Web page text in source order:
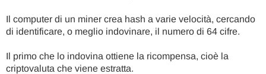
Il computer di un miner crea hash a varie velocità, cercando
di identificare, o meglio indovinare, il numero di 64 cifre.
Il primo che lo indovina ottiene la ricompensa, cioè la
criptovaluta che viene estratta.